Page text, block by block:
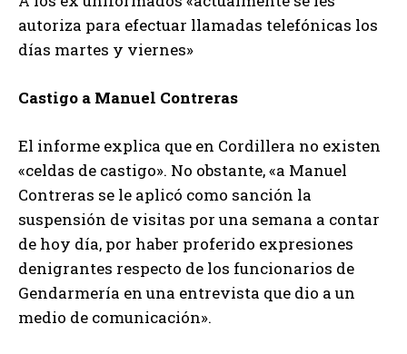
autoriza para efectuar llamadas telefónicas los
días martes y viernes»
Castigo a Manuel Contreras
El informe explica que en Cordillera no existen
«celdas de castigo». No obstante, «a Manuel
Contreras se le aplicó como sanción la
suspensión de visitas por una semana a contar
de hoy día, por haber proferido expresiones
denigrantes respecto de los funcionarios de
Gendarmería en una entrevista que dio a un
medio de comunicación».